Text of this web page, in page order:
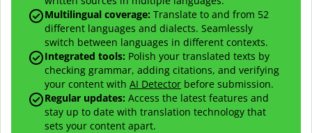
Multilingual coverage: Translate to and from 52
different languages and dialects. Seamlessly
switch between languages in different contexts.
Integrated tools: Polish your translated texts by
checking grammar, adding citations, and verifying
your content with AI Detector before submission.
Regular updates: Access the latest features and
stay up to date with translation technology that
sets your content apart.